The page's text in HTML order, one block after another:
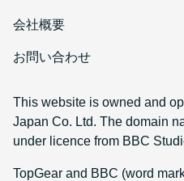
会社概要
お問い合わせ
This website is owned and
Japan Co. Ltd. The domain
under licence from BBC
TopGear and BBC (word